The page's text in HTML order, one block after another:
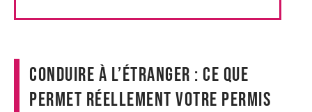
Conduire à l’étranger : ce que
permet réellement votre permis